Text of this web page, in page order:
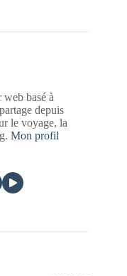
basé à
depuis
le voyage, la
Mon profil